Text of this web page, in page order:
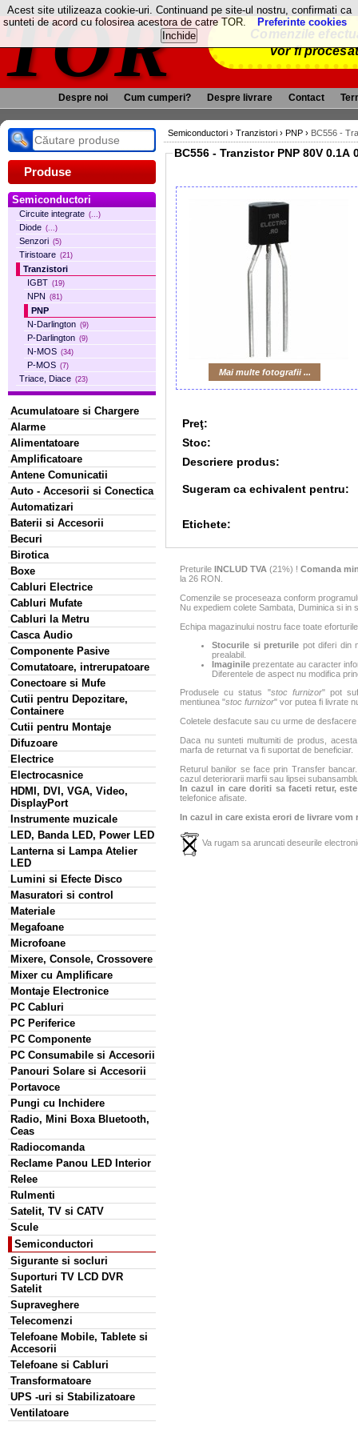
TOR
Comenzile
vor fi
Despre noi Cum cumperi? Despre livrare Contact
Produse
Semiconductori
Circuite integrate (...)
Diode (...)
Senzori (5)
Tiristoare (21)
Tranzistori
IGBT (19)
NPN (81)
PNP
N-Darlington (9)
P-Darlington (9)
N-MOS (34)
P-MOS (7)
Triace, Diace (23)
Acumulatoare si Chargere
Alarme
Alimentatoare
Amplificatoare
Antene Comunicatii
Auto - Accesorii si Conectica
Automatizari
Baterii si Accesorii
Becuri
Birotica
Boxe
Cabluri Electrice
Cabluri Mufate
Cabluri la Metru
Casca Audio
Componente Pasive
Comutatoare, intrerupatoare
Conectoare si Mufe
Cutii pentru Depozitare,
Containere
Cutii pentru Montaje
Difuzoare
Electrice
Electrocasnice
HDMI, DVI, VGA, Video,
DisplayPort
Instrumente muzicale
LED, Banda LED, Power LED
Lanterna si Lampa Atelier
LED
Lumini si Efecte Disco
Masuratori si control
Materiale
Megafoane
Microfoane
Mixere, Console, Crossovere
Mixer cu Amplificare
Montaje Electronice
PC Cabluri
PC Periferice
PC Componente
PC Consumabile si Accesorii
Panouri Solare si Accesorii
Portavoce
Pungi cu Inchidere
Radio, Mini Boxa Bluetooth,
Ceas
Radiocomanda
Reclame Panou LED Interior
Relee
Rulmenti
Satelit, TV si CATV
Scule
Semiconductori
Sigurante si socluri
Suporturi TV LCD DVR
Satelit
Supraveghere
Telecomenzi
Telefoane Mobile, Tablete si
Accesorii
Telefoane si Cabluri
Transformatoare
UPS -uri si Stabilizatoare
Ventilatoare
Semiconductori › Tranzistori › PNP › BC556 -
BC556 - Tranzistor PNP 80V 0.1A
Mai multe fotografii ...
Preţ:
Stoc:
Descriere produs:
Sugeram ca echivalent pentru:
Etichete:
Preturile INCLUD TVA (21%) ! Comanda
la 26 RON.
Comenzile se proceseaza conform
Nu expediem colete Sambata, Duminica si in
Echipa magazinului nostru face toate
Stocurile si preturile pot diferi din
prealabil.
Imaginile prezentate au caracter
Diferentele de aspect nu modifica
Produsele cu status "stoc furnizor" pot
mentiunea "stoc furnizor" vor putea fi livrate
Coletele desfacute sau cu urme de
Daca nu sunteti multumiti de produs,
marfa de returnat va fi suportat de beneficiar.
Returul banilor se face prin Transfer
cazul deteriorarii marfii sau lipsei
In cazul in care doriti sa faceti retur,
telefonice afisate.
In cazul in care exista erori de livrare
Va rugam sa aruncati deseurile
Acest site utilizeaza cookie-uri. Continuand pe site-ul nostru, confirmati ca
sunteti de acord cu folosirea acestora de catre TOR.
Preferinte cookies